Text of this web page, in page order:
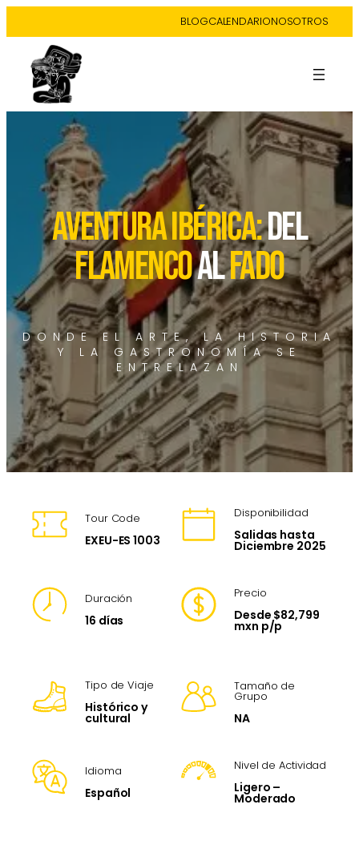
BLOGCALENDARIONOSOTROS
AVENTURA IBÉRICA:DEL
FLAMENCOALFADO
DONDE EL ARTE, LA HISTORIA
Y LA GASTRONOMÍA SE
ENTRELAZAN
Tour Code
EXEU-ES 1003
Disponibilidad
Salidas hasta
Diciembre 2025
Duración
16 días
Precio
Desde $82,799
mxn p/p
Tipo de Viaje
Histórico y
cultural
Tamaño de
Grupo
NA
Idioma
Español
Nivel de Actividad
Ligero –
Moderado